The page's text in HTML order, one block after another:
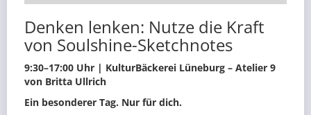
Denken lenken: Nutze die Kraft
von Soulshine-Sketchnotes
9:30–17:00 Uhr | KulturBäckerei Lüneburg – Atelier 9
von Britta Ullrich
Ein besonderer Tag. Nur für dich.